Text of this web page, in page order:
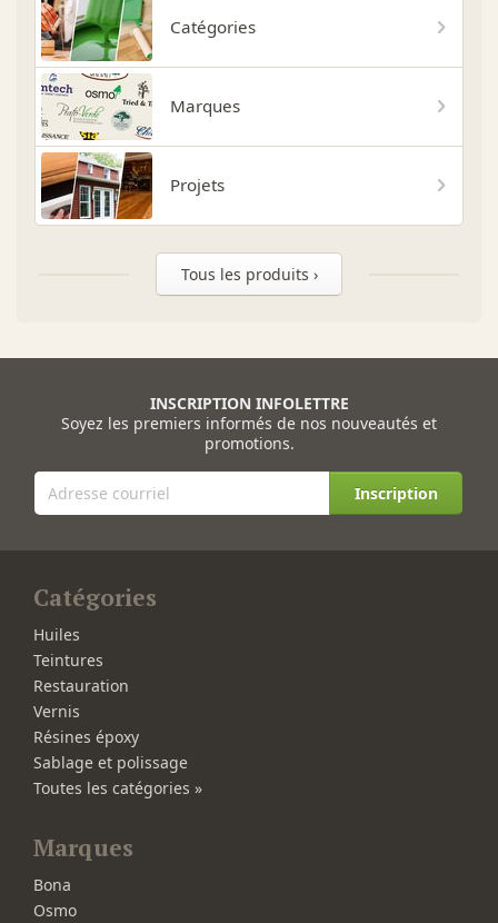
Catégories
Marques
Projets
Tous les produits ›
INSCRIPTION INFOLETTRE
Soyez les premiers informés de nos nouveautés et
promotions.
Inscription
Catégories
Huiles
Teintures
Restauration
Vernis
Résines époxy
Sablage et polissage
Toutes les catégories »
Marques
Bona
Osmo